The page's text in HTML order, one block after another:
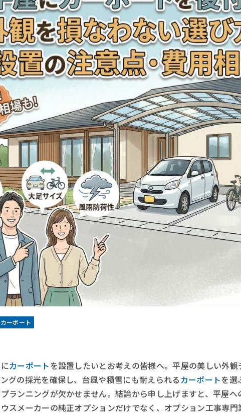
カーポート
カーポート を設置したいとお考えの皆様へ。平屋の美しい外
グの採光を確保し、台風や積雪にも耐えられるカーポートを選
ランニングが欠かせません。結論から申し上げますと、平屋へ
スメーカーの純正オプションだけでなく、オプション工事専